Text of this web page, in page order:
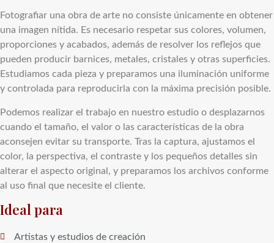
Fotografiar una obra de arte no consiste únicamente en obtener
una imagen nítida. Es necesario respetar sus colores, volumen,
proporciones y acabados, además de resolver los reflejos que
pueden producir barnices, metales, cristales y otras superficies.
Estudiamos cada pieza y preparamos una iluminación uniforme
y controlada para reproducirla con la máxima precisión posible.
Podemos realizar el trabajo en nuestro estudio o desplazarnos
cuando el tamaño, el valor o las características de la obra
aconsejen evitar su transporte. Tras la captura, ajustamos el
color, la perspectiva, el contraste y los pequeños detalles sin
alterar el aspecto original, y preparamos los archivos conforme
al uso final que necesite el cliente.
Ideal para
Artistas y estudios de creación